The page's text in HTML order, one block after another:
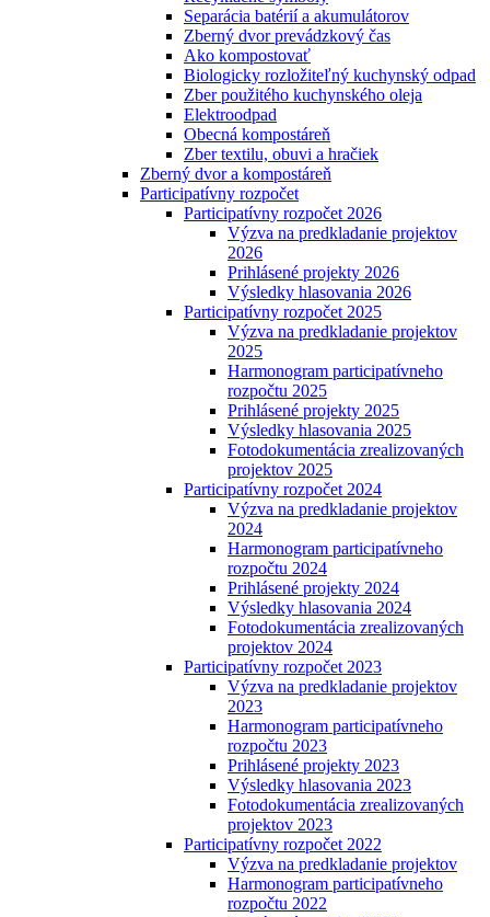
Separácia batérií a akumulátorov
Zberný dvor prevádzkový čas
Ako kompostovať
Biologicky rozložiteľný kuchynský odpad
Zber použitého kuchynského oleja
Elektroodpad
Obecná kompostáreň
Zber textilu, obuvi a hračiek
Zberný dvor a kompostáreň
Participatívny rozpočet
Participatívny rozpočet 2026
Výzva na predkladanie projektov
2026
Prihlásené projekty 2026
Výsledky hlasovania 2026
Participatívny rozpočet 2025
Výzva na predkladanie projektov
2025
Harmonogram participatívneho
rozpočtu 2025
Prihlásené projekty 2025
Výsledky hlasovania 2025
Fotodokumentácia zrealizovaných
projektov 2025
Participatívny rozpočet 2024
Výzva na predkladanie projektov
2024
Harmonogram participatívneho
rozpočtu 2024
Prihlásené projekty 2024
Výsledky hlasovania 2024
Fotodokumentácia zrealizovaných
projektov 2024
Participatívny rozpočet 2023
Výzva na predkladanie projektov
2023
Harmonogram participatívneho
rozpočtu 2023
Prihlásené projekty 2023
Výsledky hlasovania 2023
Fotodokumentácia zrealizovaných
projektov 2023
Participatívny rozpočet 2022
Výzva na predkladanie projektov
Harmonogram participatívneho
rozpočtu 2022